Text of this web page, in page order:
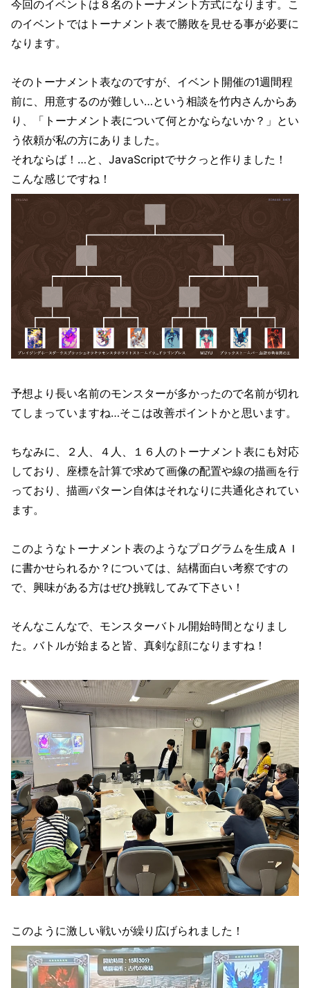
今回のイベントは８名のトーナメント方式になります。こ
のイベントではトーナメント表で勝敗を見せる事が必要に
なります。
そのトーナメント表なのですが、イベント開催の1週間程
前に、用意するのが難しい…という相談を竹内さんからあ
り、「トーナメント表について何とかならないか？」とい
う依頼が私の方にありました。
それならば！…と、JavaScriptでサクっと作りました！
こんな感じですね！
予想より長い名前のモンスターが多かったので名前が切れ
てしまっていますね…そこは改善ポイントかと思います。
ちなみに、２人、４人、１６人のトーナメント表にも対応
しており、座標を計算で求めて画像の配置や線の描画を行
っており、描画パターン自体はそれなりに共通化されてい
ます。
このようなトーナメント表のようなプログラムを生成ＡＩ
に書かせられるか？については、結構面白い考察ですの
で、興味がある方はぜひ挑戦してみて下さい！
そんなこんなで、モンスターバトル開始時間となりまし
た。バトルが始まると皆、真剣な顔になりますね！
このように激しい戦いが繰り広げられました！